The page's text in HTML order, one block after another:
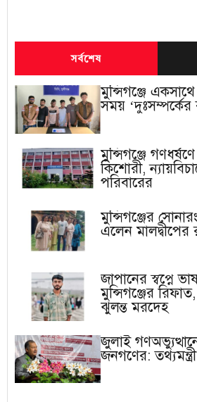
সর্বশেষ
মুন্সিগঞ্জে
সময় ‘দুঃসম্পর্কের
মুন্সিগঞ্জে
কিশোরী,
পরিবারের
মুন্সিগঞ্জের
এলেন মালদ্বীপের
জাপানের স্বপ্নে
মুন্সিগঞ্জের
ঝুলন্ত মরদেহ
জুলাই
জনগণের: তথ্যমন্ত্রী